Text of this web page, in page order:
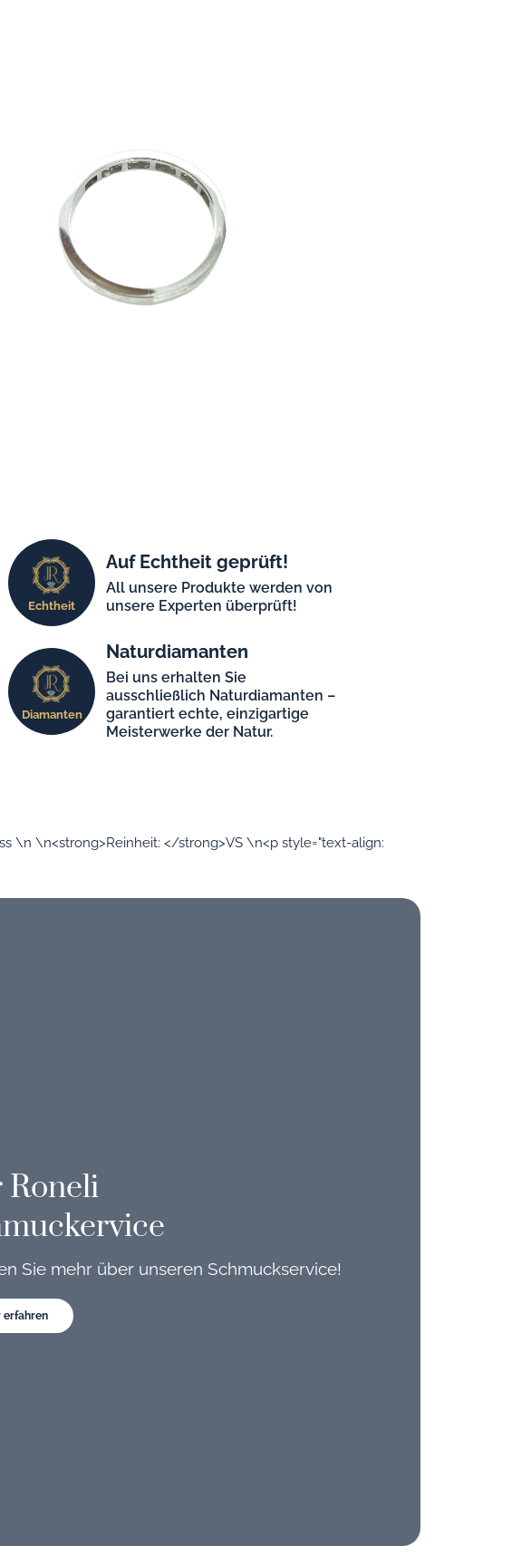
Echtheit
Auf Echtheit geprüft!
All unsere Produkte werden von
unsere Experten überprüft!
Diamanten
Naturdiamanten
Bei uns erhalten Sie
ausschließlich Naturdiamanten –
garantiert echte, einzigartige
Meisterwerke der Natur.
\n \n<strong>Reinheit: </strong>VS \n<p style="text-align:
Roneli
Sie mehr über unseren Schmuckservice!
erfahren